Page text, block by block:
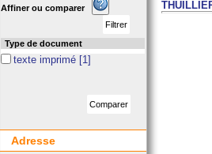
Affiner ou comparer
Type de document
texte imprimé [1]
Adresse